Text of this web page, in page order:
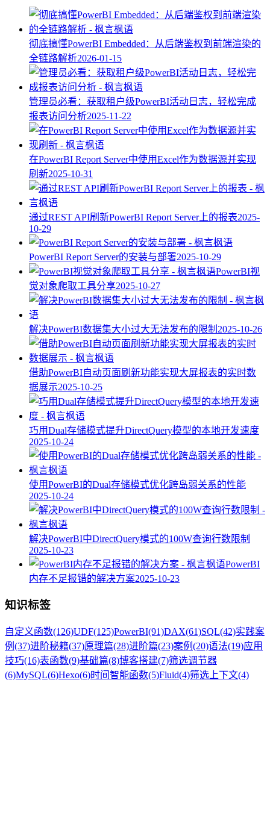
彻底搞懂PowerBI Embedded：从后端鉴权到前端渲染的
全链路解析2026-01-15
管理员必看：获取租户级PowerBI活动日志，轻松完成
报表访问分析2025-11-22
在PowerBI Report Server中使用Excel作为数据源并实现
刷新2025-10-31
通过REST API刷新PowerBI Report Server上的报表2025-
10-29
PowerBI Report Server的安装与部署2025-10-29
PowerBI视
觉对象爬取工具分享2025-10-27
解决PowerBI数据集大小过大无法发布的限制 2025-10-26
借助PowerBI自动页面刷新功能实现大屏报表的实时数
据展示2025-10-25
巧用Dual存储模式提升DirectQuery模型的本地开发速度
2025-10-24
使用PowerBI的Dual存储模式优化跨岛弱关系的性能
2025-10-24
解决PowerBI中DirectQuery模式的100W查询行数限制
2025-10-23
PowerBI
内存不足报错的解决方案2025-10-23
知识标签
自定义函数(126)UDF(125)PowerBI(91)DAX(61)SQL(42)实践案
例 (37)进阶秘籍(37)原理篇(28)进阶篇(23)案例 (20)语法(19)应用
技巧(16)表函数(9)基础篇(8)博客搭建(7)筛选调节器
(6)MySQL(6)Hexo(6)时间智能函数(5)Fluid(4)筛选上下文(4)